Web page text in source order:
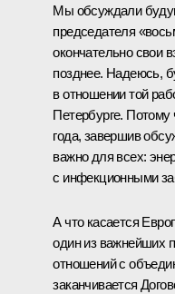
Мы обсуждали
председателя
окончательно свои
позднее. Надеюсь,
в отношении той
Петербурге. Потому
года, завершив
важно для всех:
с инфекционными
А что касается
один из важнейших
отношений с
заканчивается